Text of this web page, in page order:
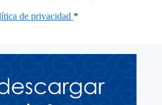
de privacidad *